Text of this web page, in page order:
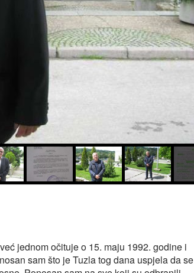
jednom očituje o 15. maju 1992. godine i
sam što je Tuzla tog dana uspjela da se